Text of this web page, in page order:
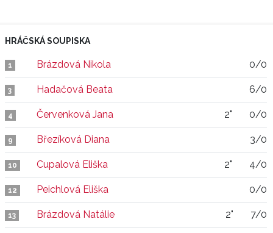
HRÁČSKÁ SOUPISKA
1 Brázdová Nikola 0/0
3 Hadačová Beata 6/0
4 Červenková Jana 2" 0/0
9 Březíková Diana 3/0
10 Cupalová Eliška 2" 4/0
12 Peichlová Eliška 0/0
13 Brázdová Natálie 2" 7/0